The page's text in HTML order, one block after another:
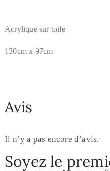
Acrylique sur toile
130cm x 97cm
Avis
Il n’y a pas encore d’avis.
Soyez le